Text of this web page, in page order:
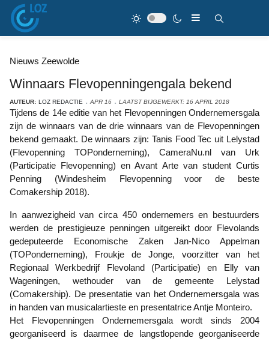
Nieuws Zeewolde
Winnaars Flevopenningengala bekend
AUTEUR: LOZ REDACTIE APR 16 LAATST BIJGEWERKT: 16 APRIL 2018
Tijdens de 14e editie van het Flevopenningen Ondernemersgala
zijn de winnaars van de drie winnaars van de Flevopenningen
bekend gemaakt. De winnaars zijn: Tanis Food Tec uit Lelystad
(Flevopenning TOPonderneming), CameraNu.nl van Urk
(Participatie Flevopenning) en Avant Arte van student Curtis
Penning (Windesheim Flevopenning voor de beste
Comakership 2018).
In aanwezigheid van circa 450 ondernemers en bestuurders
werden de prestigieuze penningen uitgereikt door Flevolands
gedeputeerde Economische Zaken Jan-Nico Appelman
(TOPonderneming), Froukje de Jonge, voorzitter van het
Regionaal Werkbedrijf Flevoland (Participatie) en Elly van
Wageningen, wethouder van de gemeente Lelystad
(Comakership). De presentatie van het Ondernemersgala was
in handen van musicalartieste en presentatrice Antje Monteiro.
Het Flevopenningen Ondernemersgala wordt sinds 2004
georganiseerd is daarmee de langstlopende georganiseerde